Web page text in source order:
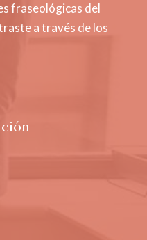
fraseológicas del
a través de los